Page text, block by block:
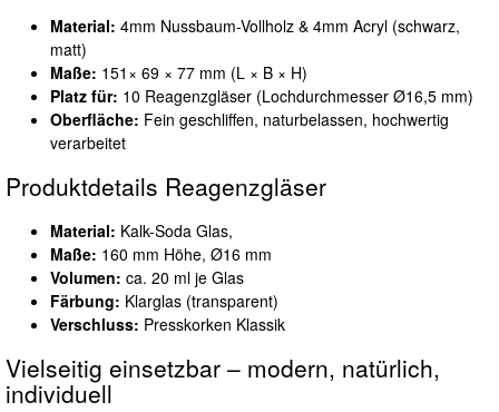
Material: 4mm Nussbaum-Vollholz & 4mm Acryl (schwarz,
matt)
Maße: 151× 69 × 77 mm (L × B × H)
Platz für: 10 Reagenzgläser (Lochdurchmesser Ø16,5 mm)
Oberfläche: Fein geschliffen, naturbelassen, hochwertig
verarbeitet
Produktdetails Reagenzgläser
Material: Kalk-Soda Glas,
Maße: 160 mm Höhe, Ø16 mm
Volumen: ca. 20 ml je Glas
Färbung: Klarglas (transparent)
Verschluss: Presskorken Klassik
Vielseitig einsetzbar – modern, natürlich,
individuell